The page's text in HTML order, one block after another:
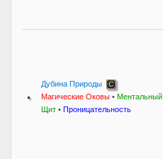
Дубина Природы
Магические Оковы • Ментальный
Щит • Проницательность